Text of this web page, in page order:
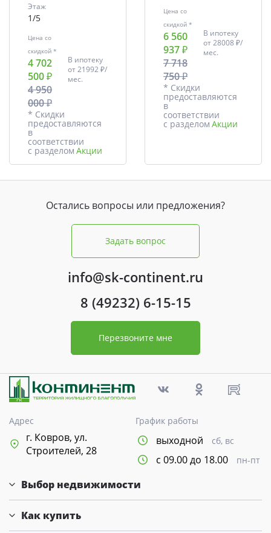
Этаж
1/5
Цена со
скидкой *
4 702
500 ₽
4 950
000 ₽
В ипотеку
от21992 ₽/
мес.
* Скидки
предоставляются
в
соответствии
с разделом Акции
Цена со
скидкой *
6 560
937 ₽
7 718
750 ₽
В ипотеку
от28008 ₽/
мес.
* Скидки
предоставляются
в
соответствии
с разделом Акции
Остались вопросы или предложения?
Задать вопрос
info@sk-continent.ru
8 (49232) 6-15-15
Перезвоните мне
Адрес
г. Ковров, ул.
Строителей, 28
График работы
выходной сб, вс
с 09.00 до 18.00 пн-пт
Выбор недвижимости
Как купить